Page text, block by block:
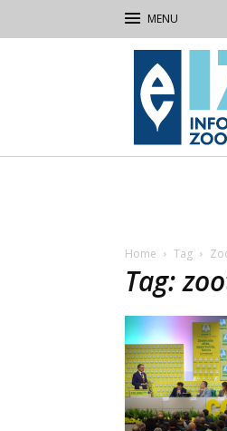
IZ
Informatore
Zootecnico
Home Tag
Tag: